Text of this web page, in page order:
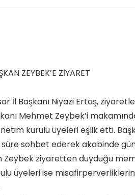
İl Başkanı Niyazi Ertaş,
Mehmet Zeybek’i
kurulu üyeleri eşlik etti.
sohbet ederek akabinde
Zeybek ziyaretten duyduğu
üyeleri ise